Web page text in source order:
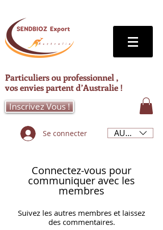
Particuliers ou professionnel ,
vos envies partent d’Australie !
Inscrivez Vous !
Se connecter AUD (AU$)
Connectez-vous pour
communiquer avec les
membres
Suivez les autres membres et laissez
des commentaires.